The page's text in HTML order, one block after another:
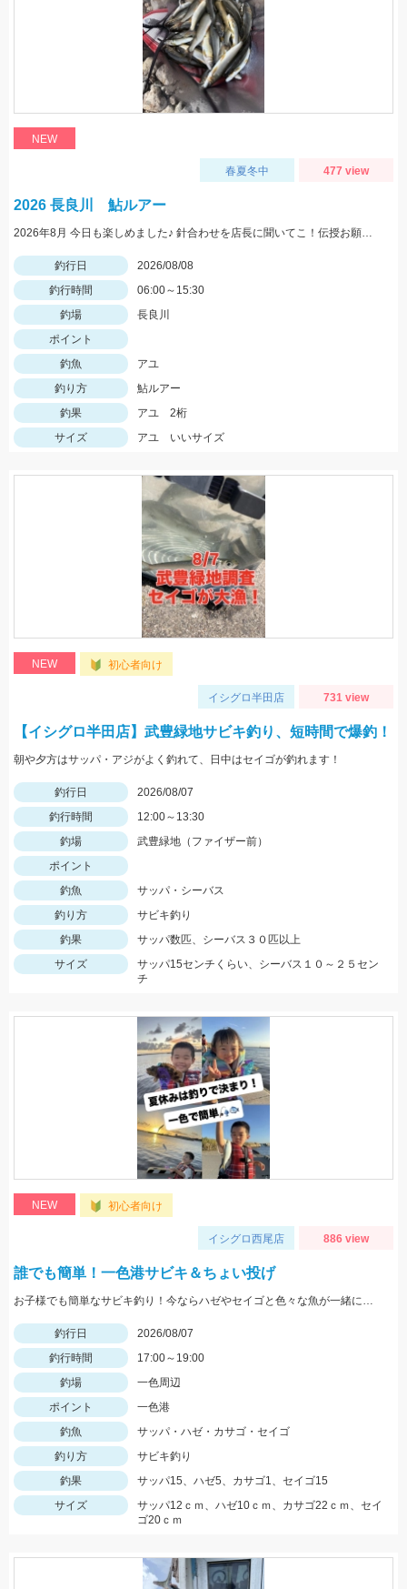
NEW
春夏冬中 477 view
2026 長良川 鮎ルアー
2026年8月 今日も楽しめました♪ 針合わせを店長に聞いてこ！伝授お願いします！
釣行日
2026/08/08
釣行時間
06:00～15:30
釣場
長良川
ポイント
釣魚
アユ
釣り方
鮎ルアー
釣果
アユ 2桁
サイズ
アユ いいサイズ
NEW 初心者向け
イシグロ半田店 731 view
【イシグロ半田店】武豊緑地サビキ釣り、短時間で爆釣！
朝や夕方はサッパ・アジがよく釣れて、日中はセイゴが釣れます！
釣行日
2026/08/07
釣行時間
12:00～13:30
釣場
武豊緑地（ファイザー前）
ポイント
釣魚
サッパ・シーバス
釣り方
サビキ釣り
釣果
サッパ数匹、シーバス３０匹以上
サイズ
サッパ15センチくらい、シーバス１０～２５セン
チ
NEW 初心者向け
イシグロ西尾店 886 view
誰でも簡単！一色港サビキ＆ちょい投げ
お子様でも簡単なサビキ釣り！今ならハゼやセイゴと色々な魚が一緒に狙えて楽しいです！夏休みの自由研究にもオススメ！
釣行日
2026/08/07
釣行時間
17:00～19:00
釣場
一色周辺
ポイント
一色港
釣魚
サッパ・ハゼ・カサゴ・セイゴ
釣り方
サビキ釣り
釣果
サッパ15、ハゼ5、カサゴ1、セイゴ15
サイズ
サッパ12ｃｍ、ハゼ10ｃｍ、カサゴ22ｃｍ、セイ
ゴ20ｃｍ